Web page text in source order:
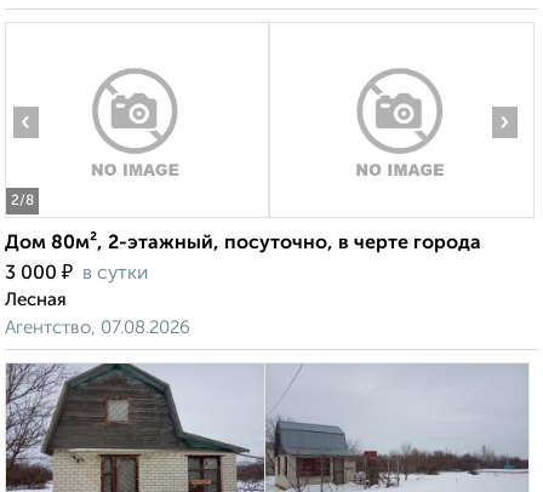
2/8
‹ ›
Дом 80м², 2-этажный, посуточно, в черте города
3 000 ₽ в сутки
Лесная
Агентство, 07.08.2026